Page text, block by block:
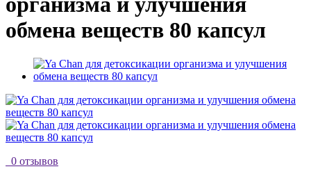
обмена веществ 80 капсул
0 отзывов